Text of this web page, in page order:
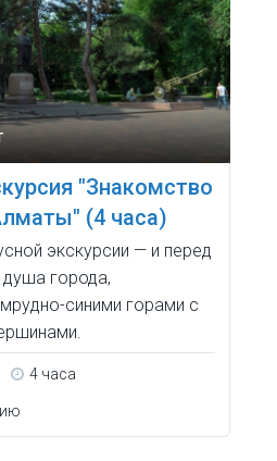
"Знакомство
(4 часа)
экскурсии — и перед
города,
синими горами с
4 часа